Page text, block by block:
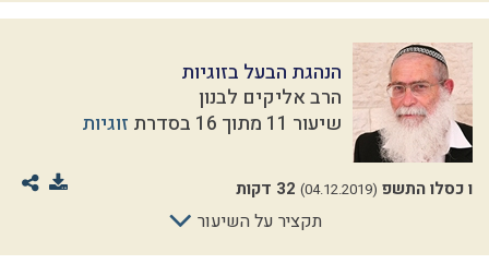
הנהגת הבעל בזוגיות
הרב אליקים לבנון
שיעור 11 מתוך 16 בסדרת
זוגיות
ו כסלו התשפ (04.12.2019) 32 דקות
תקציר על השיעור